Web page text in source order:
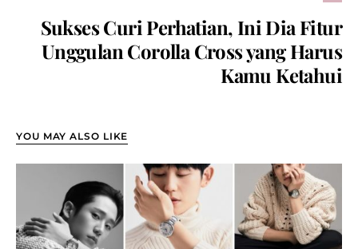
Sukses Curi Perhatian, Ini Dia Fitur
Unggulan Corolla Cross yang Harus
Kamu Ketahui
YOU MAY ALSO LIKE